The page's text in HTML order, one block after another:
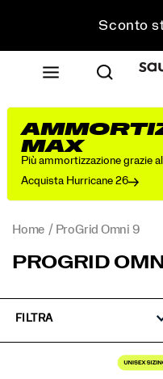
Sconto
Spedizione gratuita
Resi
Sconto
MAX
Più ammortizzazione grazie
Acquista Hurricane 26
Home ProGrid Omni 9
PROGRID
FILTRA